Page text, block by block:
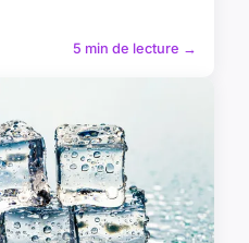
5 min de lecture →